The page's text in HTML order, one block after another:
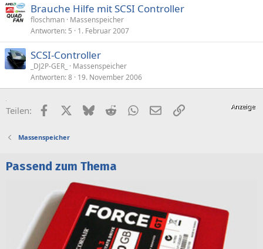
Brauche Hilfe mit SCSI Controller
floschman Massenspeicher
Antworten 5 1. Februar 2007
SCSI-Controller
_DJ2P-GER_
Massenspeicher
Antworten 8 19. November 2006
Teilen: FacebookX (Twitter)
BlueskyRedditWhatsApp
E-MailLink
Massenspeicher
Passend zum Thema